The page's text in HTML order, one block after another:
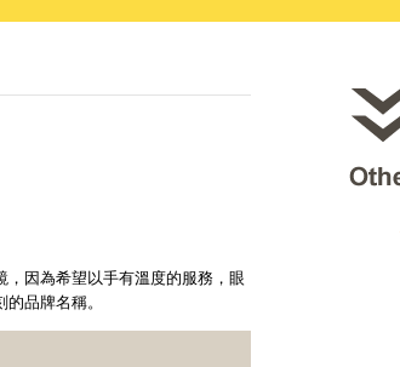
因為希望以手有溫度的服務，眼
品牌名稱。